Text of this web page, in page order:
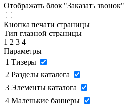
Отображать блок "Заказать звонок"
Кнопка печати страницы
Тип главной страницы
1 2 3 4
Параметры
1 Тизеры
2 Разделы каталога
3 Элементы каталога
4 Маленькие баннеры